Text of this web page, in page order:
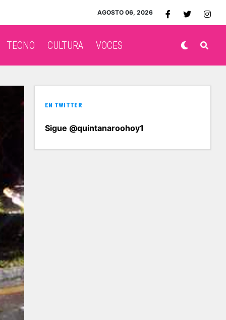
AGOSTO 06, 2026
TECNO CULTURA VOCES
EN TWITTER
Sigue @quintanaroohoy1